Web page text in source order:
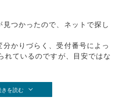
つかったので、ネットで探し
かりづらく、受付番号によっ
れているのですが、目安ではな
きを読む